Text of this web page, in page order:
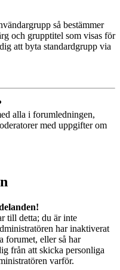
så bestämmer
och grupptitel som visas för
att byta standardgrupp via
alla i forumledningen,
med uppgifter om
till detta; du är inte
har inaktiverat
forumet, eller så har
från att skicka personliga
varför.